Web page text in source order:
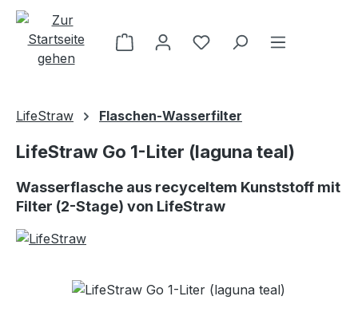
Zum Hauptinhalt springen
LifeStraw Flaschen-Wasserfilter
LifeStraw Go 1-Liter (laguna teal)
Wasserflasche aus recyceltem Kunststoff mit
Filter (2-Stage) von LifeStraw
Bildergalerie überspringen